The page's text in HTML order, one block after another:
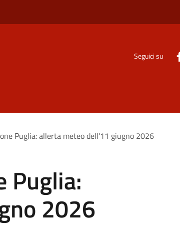
Seguici su
Puglia: allerta meteo dell'11 giugno 2026
Puglia:
2026